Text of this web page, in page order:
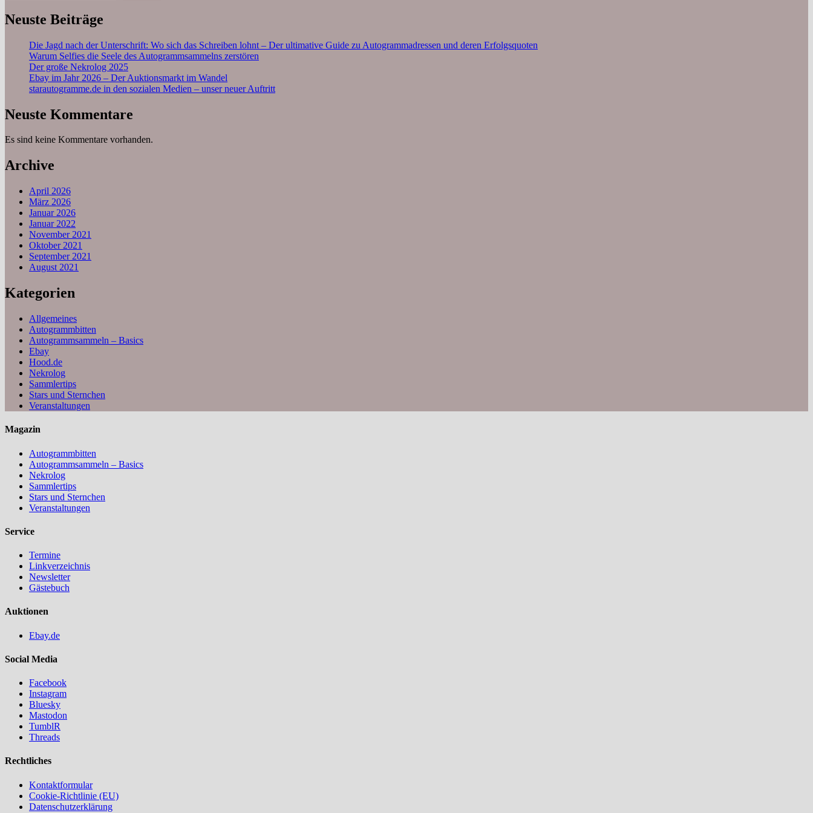
Neuste Beiträge
Die Jagd nach der Unterschrift: Wo sich das Schreiben lohnt – Der ultimative Guide zu Autogrammadressen und deren Erfolgsquoten
Warum Selfies die Seele des Autogrammsammelns zerstören
Der große Nekrolog 2025
Ebay im Jahr 2026 – Der Auktionsmarkt im Wandel
starautogramme.de in den sozialen Medien – unser neuer Auftritt
Neuste Kommentare
Es sind keine Kommentare vorhanden.
Archive
April 2026
März 2026
Januar 2026
Januar 2022
November 2021
Oktober 2021
September 2021
August 2021
Kategorien
Allgemeines
Autogrammbitten
Autogrammsammeln – Basics
Ebay
Hood.de
Nekrolog
Sammlertips
Stars und Sternchen
Veranstaltungen
Magazin
Autogrammbitten
Autogrammsammeln – Basics
Nekrolog
Sammlertips
Stars und Sternchen
Veranstaltungen
Service
Termine
Linkverzeichnis
Newsletter
Gästebuch
Auktionen
Ebay.de
Social Media
Facebook
Instagram
Bluesky
Mastodon
TumblR
Threads
Rechtliches
Kontaktformular
Cookie-Richtlinie (EU)
Datenschutzerklärung